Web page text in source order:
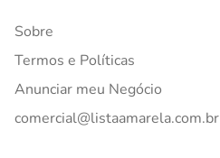
Sobre
Termos e Políticas
Anunciar meu Negócio
comercial@listaamarela.com.br